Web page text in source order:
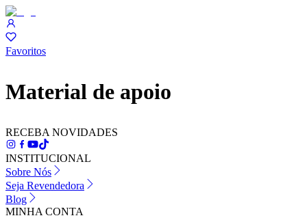
Favoritos
Material de apoio
RECEBA NOVIDADES
INSTITUCIONAL
Sobre Nós
Seja Revendedora
Blog
MINHA CONTA